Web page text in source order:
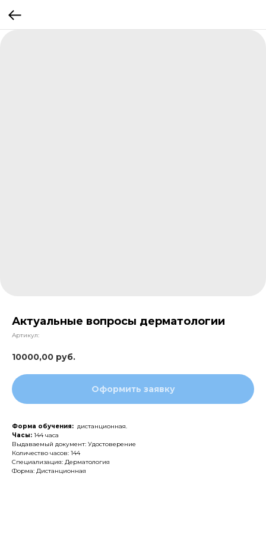
Актуальные вопросы дерматологии
Артикул:
10000,00 руб.
Оформить заявку
Форма обучения: дистанционная.
Часы: 144 часа
Выдаваемый документ: Удостоверение
Количество часов: 144
Специализация: Дерматология
Форма: Дистанционная